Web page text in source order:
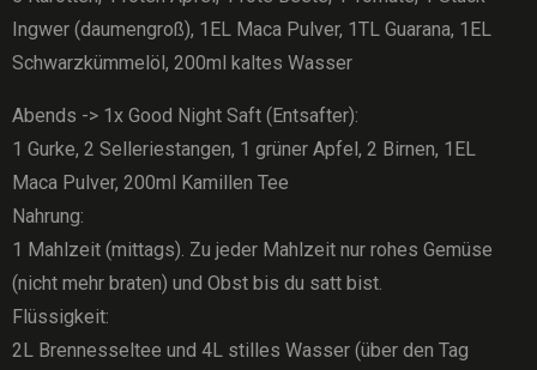
Ingwer (daumengroß), 1EL Maca Pulver, 1TL Guarana, 1EL
Schwarzkümmelöl, 200ml kaltes Wasser
Abends -> 1x Good Night Saft (Entsafter):
1 Gurke, 2 Selleriestangen, 1 grüner Apfel, 2 Birnen, 1EL
Maca Pulver, 200ml Kamillen Tee
Nahrung:
1 Mahlzeit (mittags). Zu jeder Mahlzeit nur rohes Gemüse
(nicht mehr braten) und Obst bis du satt bist.
Flüssigkeit:
2L Brennesseltee und 4L stilles Wasser (über den Tag